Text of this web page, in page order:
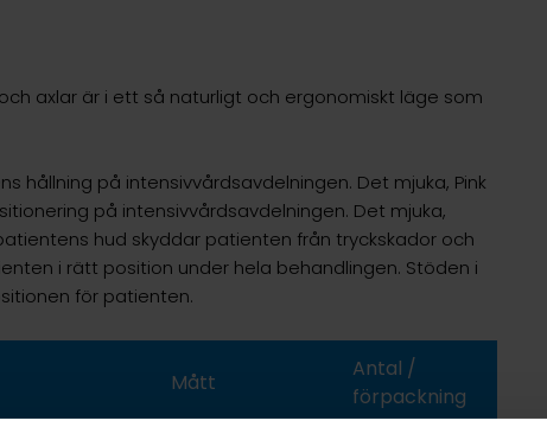
axlar är i ett så naturligt och ergonomiskt läge som
hållning på intensivvårdsavdelningen. Det mjuka, Pink
på intensivvårdsavdelningen. Det mjuka,
hud skyddar patienten från tryckskador och
i rätt position under hela behandlingen. Stöden i
för patienten.
Mått
Antal /
förpackning